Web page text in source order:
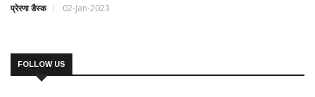
प्रेरणा डैस्क 02-Jan-2023
FOLLOW US